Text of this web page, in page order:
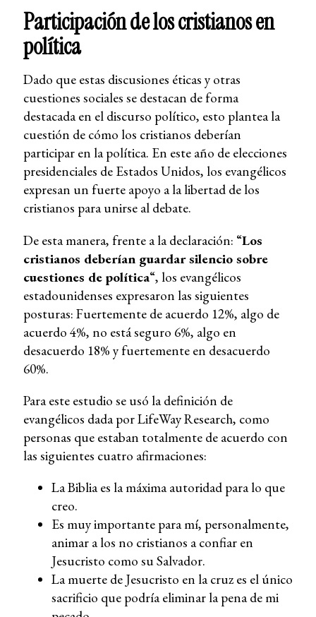
Participación de los cristianos en
política
Dado que estas discusiones éticas y otras
cuestiones sociales se destacan de forma
destacada en el discurso político, esto plantea la
cuestión de cómo los cristianos deberían
participar en la política. En este año de elecciones
presidenciales de Estados Unidos, los evangélicos
expresan un fuerte apoyo a la libertad de los
cristianos para unirse al debate.
De esta manera, frente a la declaración: “Los
cristianos deberían guardar silencio sobre
cuestiones de política“, los evangélicos
estadounidenses expresaron las siguientes
posturas: Fuertemente de acuerdo 12%, algo de
acuerdo 4%, no está seguro 6%, algo en
desacuerdo 18% y fuertemente en desacuerdo
60%.
Para este estudio se usó la definición de
evangélicos dada por LifeWay Research, como
personas que estaban totalmente de acuerdo con
las siguientes cuatro afirmaciones:
La Biblia es la máxima autoridad para lo que
creo.
Es muy importante para mí, personalmente,
animar a los no cristianos a confiar en
Jesucristo como su Salvador.
La muerte de Jesucristo en la cruz es el único
sacrificio que podría eliminar la pena de mi